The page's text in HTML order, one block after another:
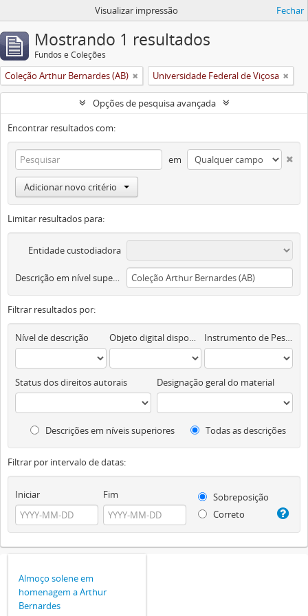
Visualizar impressão Fechar
Mostrando 1 resultados
Fundos e Coleções
Coleção Arthur Bernardes (AB) Universidade Federal de Viçosa
Opções de pesquisa avançada
Encontrar resultados com:
em
Adicionar novo critério
Limitar resultados para:
Entidade custodiadora
Descrição em nível superior
Filtrar resultados por:
Nível de descrição Objeto digital disponível Instrumento de Pesquisa
Status dos direitos autorais Designação geral do material
Descrições em níveis superiores Todas as descrições
Filtrar por intervalo de datas:
Iniciar Fim
Sobreposição
Correto
Almoço solene em
homenagem a Arthur
Bernardes